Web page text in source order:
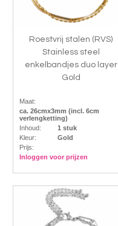
Roestvrij stalen (RVS)
Stainless steel
enkelbandjes duo layer
Gold
Maat:
ca. 26cmx3mm (incl. 6cm
verlengketting)
Inhoud:
1 stuk
Kleur:
Gold
Prijs:
Inloggen voor prijzen